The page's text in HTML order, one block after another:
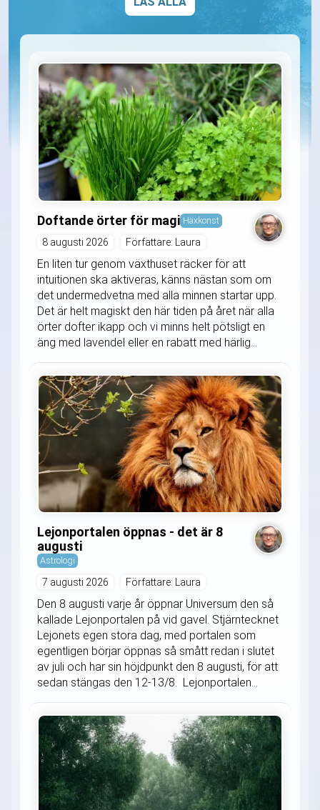
Doftande örter för magi Häxkonst
8 augusti 2026 Författare: Laura
En liten tur genom växthuset räcker för att
intuitionen ska aktiveras, känns nästan som om
det undermedvetna med alla minnen startar upp.
Det är helt magiskt den här tiden på året när alla
örter dofter ikapp och vi minns helt pötsligt en
äng med lavendel eller en rabatt med härlig...
Lejonportalen öppnas - det är 8
augusti
Astrologi
7 augusti 2026 Författare: Laura
Den 8 augusti varje år öppnar Universum den så
kallade Lejonportalen på vid gavel. Stjärntecknet
Lejonets egen stora dag, med portalen som
egentligen börjar öppnas så smått redan i slutet
av juli och har sin höjdpunkt den 8 augusti, för att
sedan stängas den 12-13/8. Lejonportalen...